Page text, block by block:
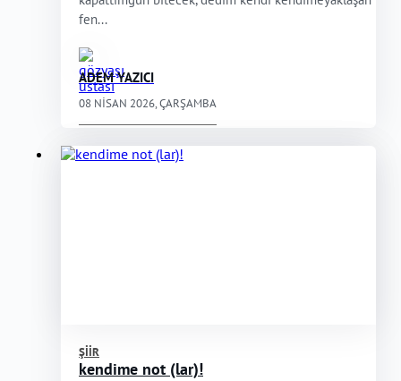
fen...
ADEM YAZICI
08 NISAN 2026, ÇARŞAMBA
ŞIIR
kendime not (lar)!